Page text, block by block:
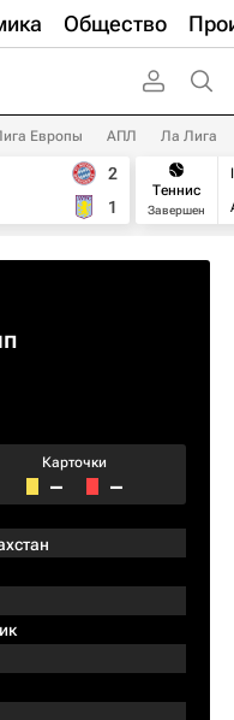
Общество
Европы АПЛ Ла Лига
2
1
Теннис
Завершен
Карточки
– –